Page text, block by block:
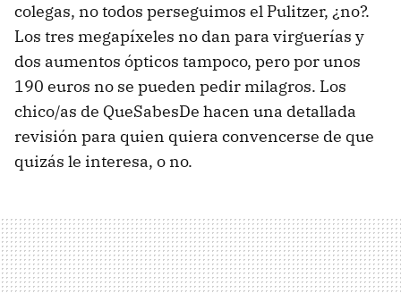
colegas, no todos perseguimos el Pulitzer, ¿no?.
Los tres megapíxeles no dan para virguerías y
dos aumentos ópticos tampoco, pero por unos
190 euros no se pueden pedir milagros. Los
chico/as de QueSabesDe hacen una detallada
revisión para quien quiera convencerse de que
quizás le interesa, o no.